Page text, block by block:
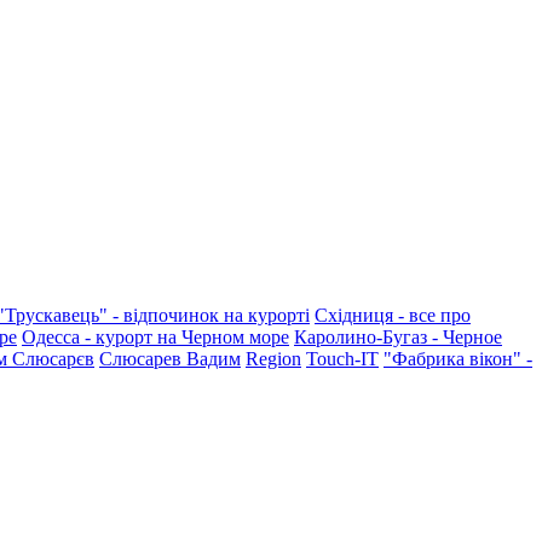
- відпочинок на курорті Східниця - все про
Одесса - курорт на Черном море Каролино-Бугаз - Черное
Слюсарєв Слюсарев Вадим Region Touch-IT "Фабрика вікон" -